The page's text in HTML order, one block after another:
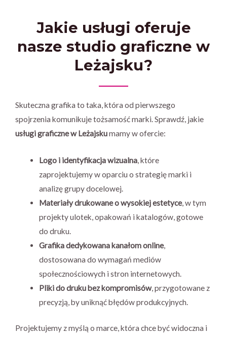
Jakie usługi oferuje
nasze studio graficzne w
Leżajsku?
Skuteczna grafika to taka, która od pierwszego
spojrzenia komunikuje tożsamość marki. Sprawdź, jakie
usługi graficzne w Leżajskumamy w ofercie:
Logo i identyfikacja wizualna, które
zaprojektujemy w oparciu o strategię marki i
analizę grupy docelowej.
Materiały drukowane o wysokiej estetyce, w tym
projekty ulotek, opakowań i katalogów, gotowe
do druku.
Grafika dedykowana kanałom online,
dostosowana do wymagań mediów
społecznościowych i stron internetowych.
Pliki do druku bez kompromisów, przygotowane z
precyzją, by uniknąć błędów produkcyjnych.
Projektujemy z myślą o marce, która chce być widoczna i